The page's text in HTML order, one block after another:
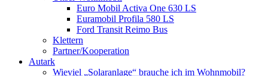
Euro Mobil Activa One 630 LS
Euramobil Profila 580 LS
Ford Transit Reimo Bus
Klettern
Partner/Kooperation
Autark
Wieviel „Solaranlage“ brauche ich im Wohnmobil?